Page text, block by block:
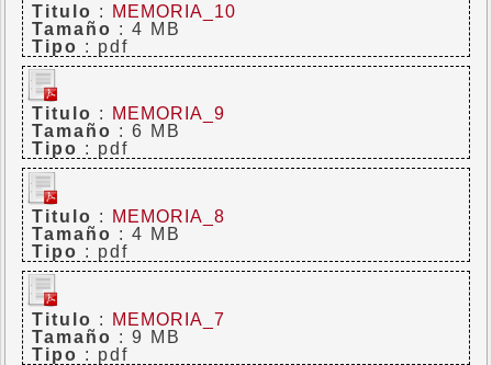
Titulo :
MEMORIA_10
Tamaño : 4 MB
Tipo : pdf
Titulo :
MEMORIA_9
Tamaño : 6 MB
Tipo : pdf
Titulo :
MEMORIA_8
Tamaño : 4 MB
Tipo : pdf
Titulo :
MEMORIA_7
Tamaño : 9 MB
Tipo : pdf